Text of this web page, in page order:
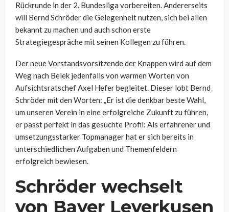
Rückrunde in der 2. Bundesliga vorbereiten. Andererseits
will Bernd Schröder die Gelegenheit nutzen, sich bei allen
bekannt zu machen und auch schon erste
Strategiegespräche mit seinen Kollegen zu führen.
Der neue Vorstandsvorsitzende der Knappen wird auf dem
Weg nach Belek jedenfalls von warmen Worten von
Aufsichtsratschef Axel Hefer begleitet. Dieser lobt Bernd
Schröder mit den Worten: „Er ist die denkbar beste Wahl,
um unseren Verein in eine erfolgreiche Zukunft zu führen,
er passt perfekt in das gesuchte Profil: Als erfahrener und
umsetzungsstarker Topmanager hat er sich bereits in
unterschiedlichen Aufgaben und Themenfeldern
erfolgreich bewiesen.
Schröder wechselt
von Bayer Leverkusen